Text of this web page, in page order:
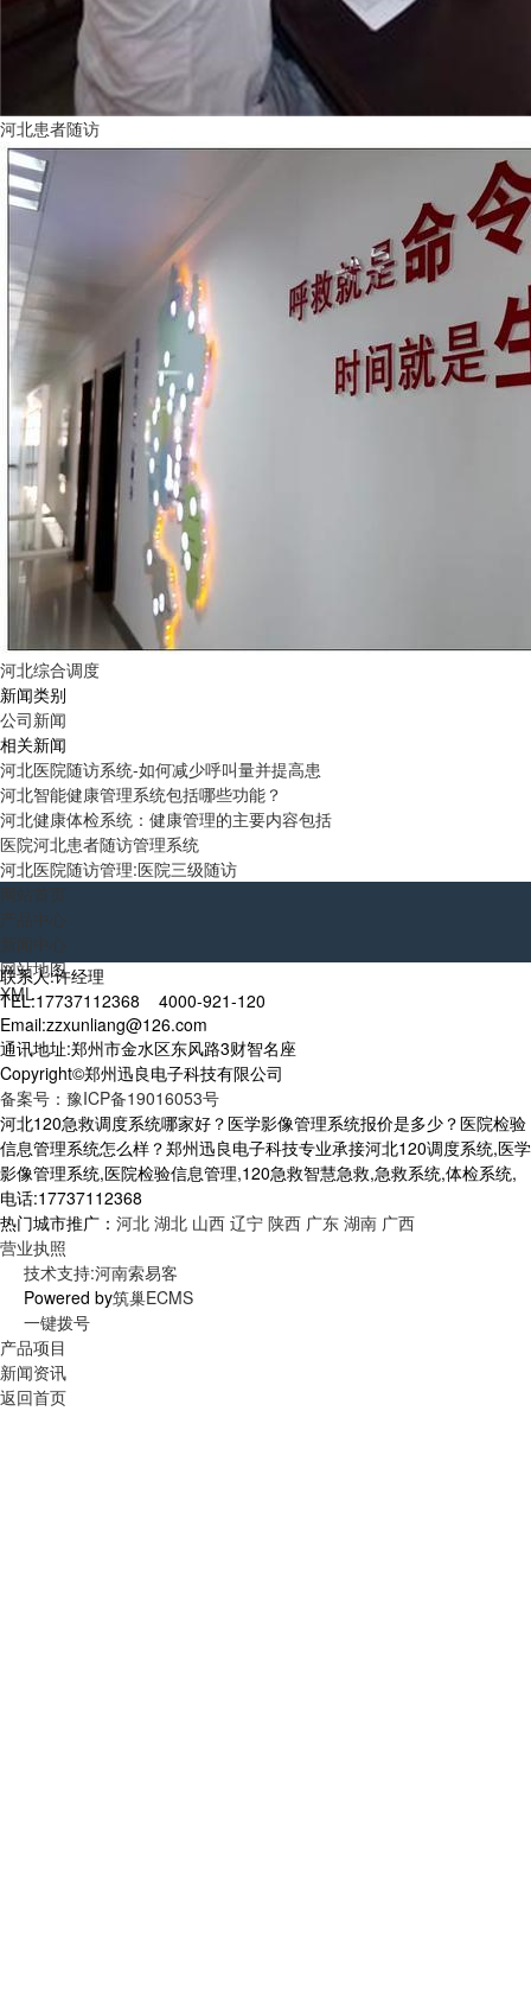
河北患者随访
河北综合调度
新闻类别
公司新闻
相关新闻
河北医院随访系统-如何减少呼叫量并提高患
河北智能健康管理系统包括哪些功能？
河北健康体检系统：健康管理的主要内容包括
医院河北患者随访管理系统
河北医院随访管理:医院三级随访
网站地图
XML
联系人:许经理
TEL:17737112368 4000-921-120
Email:zzxunliang@126.com
通讯地址:郑州市金水区东风路3财智名座
Copyright©郑州迅良电子科技有限公司
备案号：豫ICP备19016053号
河北120急救调度系统哪家好？医学影像管理系统报价是多少？医院检验
信息管理系统怎么样？郑州迅良电子科技专业承接河北120调度系统,医学
影像管理系统,医院检验信息管理,120急救智慧急救,急救系统,体检系统,
电话:17737112368
热门城市推广： 河北 湖北 山西 辽宁 陕西 广东 湖南 广西
营业执照
技术支持:河南索易客
Powered by筑巢ECMS
一键拨号
产品项目
新闻资讯
返回首页